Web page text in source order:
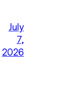
July
7,
2026